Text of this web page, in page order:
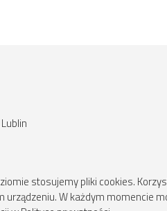
stosujemy pliki cookies.
urządzeniu. W każdym momencie